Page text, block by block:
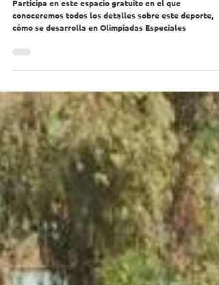
Participa en este espacio gratuito en el que
cómo se desarrolla en Olimpiadas Especiales